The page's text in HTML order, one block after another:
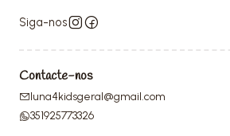
Siga-nos
Contacte-nos
luna4kidsgeral@gmail.com
351925773326